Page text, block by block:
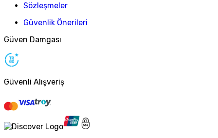
Sözleşmeler
Güvenlik Önerileri
Güven Damgası
Güvenli Alışveriş